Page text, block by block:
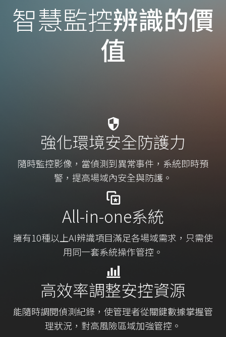
智慧監控辨識的價
值
強化環境安全防護力
隨時監控影像，當偵測到異常事件，系統即時預
警，提高場域內安全與防護。
All-in-one系統
擁有10種以上AI辨識項目滿足各場域需求，只需使
用同一套系統操作管控。
高效率調整安控資源
能隨時調閱偵測紀錄，使管理者從關鍵數據掌握管
理狀況，對高風險區域加強管控。